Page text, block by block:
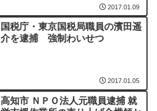
2017.01.09
国税庁・東京国税局職員の濱田遥
介を逮捕 強制わいせつ
2017.01.05
高知市 ＮＰＯ法人元職員逮捕 就